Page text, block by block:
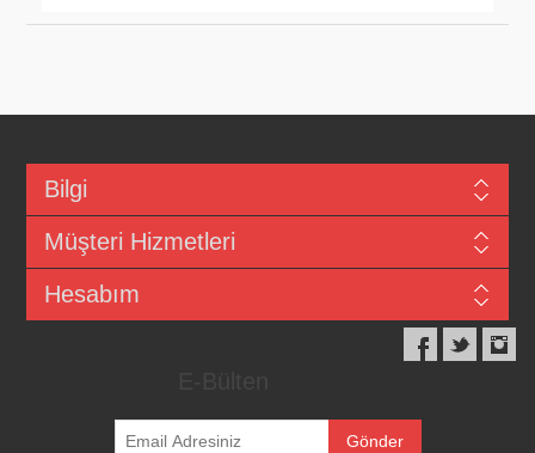
Bilgi
Müşteri Hizmetleri
Hesabım